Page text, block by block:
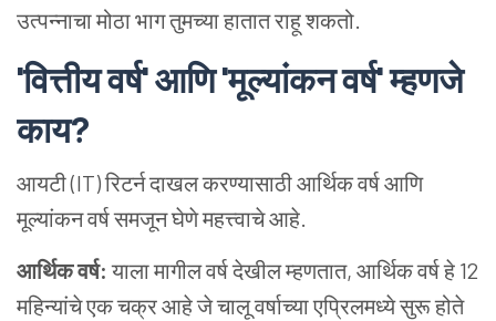
उत्पन्नाचा मोठा भाग तुमच्या हातात राहू शकतो.
'वित्तीय वर्ष' आणि 'मूल्यांकन वर्ष' म्हणजे
काय?
आयटी (IT) रिटर्न दाखल करण्यासाठी आर्थिक वर्ष आणि
मूल्यांकन वर्ष समजून घेणे महत्त्वाचे आहे.
आर्थिक वर्ष:याला मागील वर्ष देखील म्हणतात, आर्थिक वर्ष हे 12
महिन्यांचे एक चक्र आहे जे चालू वर्षाच्या एप्रिलमध्ये सुरू होते